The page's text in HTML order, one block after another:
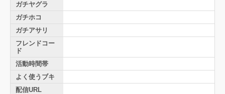
ガチヤグラ
ガチホコ
ガチアサリ
フレンドコー
ド
活動時間帯
よく使うブキ
配信URL